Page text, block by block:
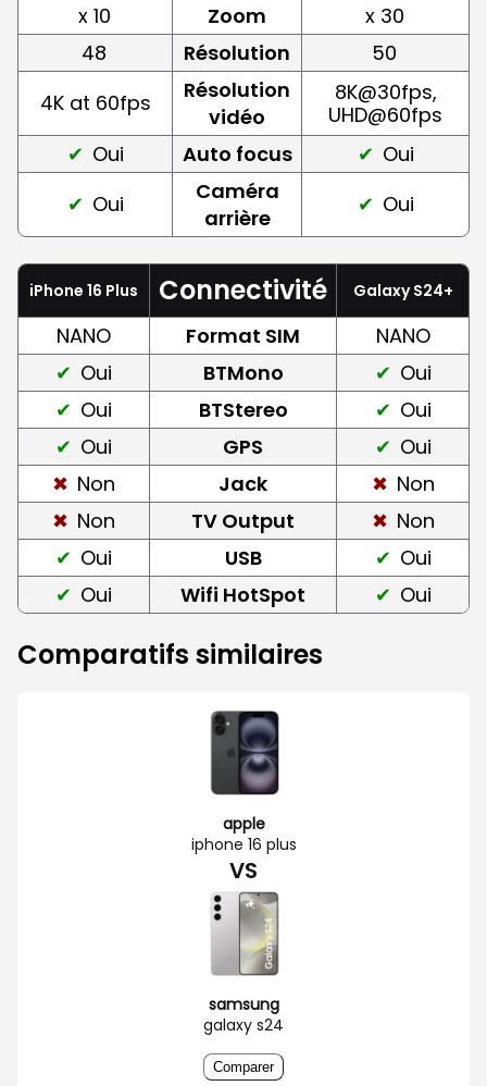
x 10 Zoom
x 30
48
Résolution
50
4K at 60fps
Résolution
vidéo
8K@30fps,
UHD@60fps
Oui
Auto focus
Oui
Oui
Caméra
arrière
Oui
iPhone 16 Plus Connectivité Galaxy S24+
NANO Format SIM
NANO
Oui
BTMono
Oui
Oui
BTStereo
Oui
Oui
GPS
Oui
Non
Jack
Non
Non
TV Output
Non
Oui
USB
Oui
Oui
Wifi HotSpot Oui
Comparatifs similaires
apple
iphone 16 plus
VS
samsung
galaxy s24
Comparer